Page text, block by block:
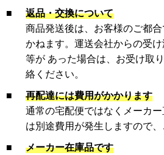
■
返品・交換について
商品発送後は、お客様のご都
かねます。運送会社からの受
等が あった場合は、お受け取
絡ください。
■
再配達には費用がかかります
通常の宅配便ではなくメーカ
は別途費用が発生しますので、
■
メーカー在庫品です